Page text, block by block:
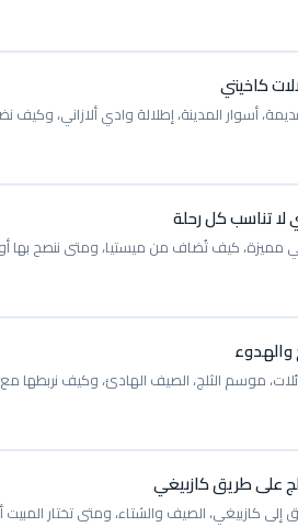
كاخيتي
أسوار المدينة، إطلالة وادي ألازاني،
لا تناسب كل رحلة
مميزة، كيف تُضاف من ميستيا، ومتى ننصح بها
والهدوء
موسم الثلج، الصيف الهادئ، وكيف نربطها
على طريق كازبيغي
إلى كازبيغي، الصيف والشتاء، ومتى تختار